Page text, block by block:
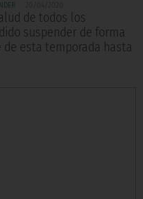
de todos los
suspender de forma
esta temporada hasta